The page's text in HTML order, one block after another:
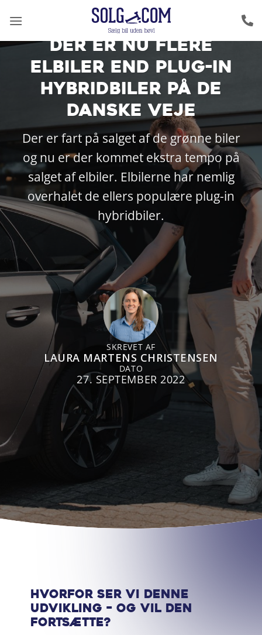
Der er nu flere
elbiler end plug-in
hybridbiler på de
danske veje
Der er fart på salget af de grønne biler
og nu er der kommet ekstra tempo på
salget af elbiler. Elbilerne har nemlig
overhalet de ellers populære plug-in
hybridbiler.
SKREVET AF
LAURA MARTENS CHRISTENSEN
DATO
27. SEPTEMBER 2022
Hvorfor ser vi denne
udvikling – og vil den
fortsætte?